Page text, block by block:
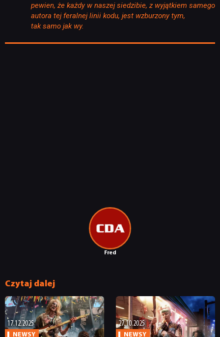
Fred
pewien, że każdy w naszej siedzibie, z wyjątkiem samego
autora tej feralnej linii kodu, jest wzburzony tym,
tak samo jak wy.
Czytaj dalej
17.12.2025
NEWSY
27.10.2025
NEWSY